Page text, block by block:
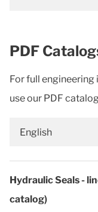
PDF
For full
use our PDF
English
Hydraulic Seals -
catalog)